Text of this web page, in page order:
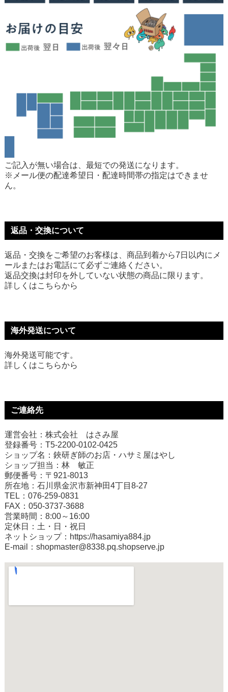
ご記入が無い場合は、最短での発送になります。
※メール便の配達希望日・配達時間帯の指定はできませ
ん。
返品・交換について
返品・交換をご希望のお客様は、商品到着から7日以内にメ
ールまたはお電話にて必ずご連絡ください。
返品交換は封印を外していない状態の商品に限ります。
詳しくはこちらから
海外発送について
海外発送可能です。
詳しくはこちらから
ご連絡先
運営会社：株式会社 はさみ屋
登録番号：T5-2200-0102-0425
ショップ名：鋏研ぎ師のお店・ハサミ屋はやし
ショップ担当：林 敏正
郵便番号：〒921-8013
所在地：石川県金沢市新神田4丁目8-27
TEL：076-259-0831
FAX：050-3737-3688
営業時間：8:00～16:00
定休日：土・日・祝日
ネットショップ： https://hasamiya884.jp
E-mail：shopmaster@8338.pq.shopserve.jp